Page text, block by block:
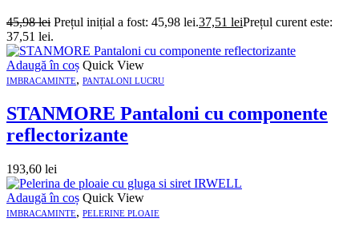
45,98lei Prețul inițial a fost: 45,98 lei.37,51 leiPrețul curent este:
37,51 lei.
Adaugă în coș Quick View
IMBRACAMINTE, PANTALONI LUCRU
STANMORE Pantaloni cu componente
reflectorizante
193,60 lei
Adaugă în coș Quick View
IMBRACAMINTE, PELERINE PLOAIE